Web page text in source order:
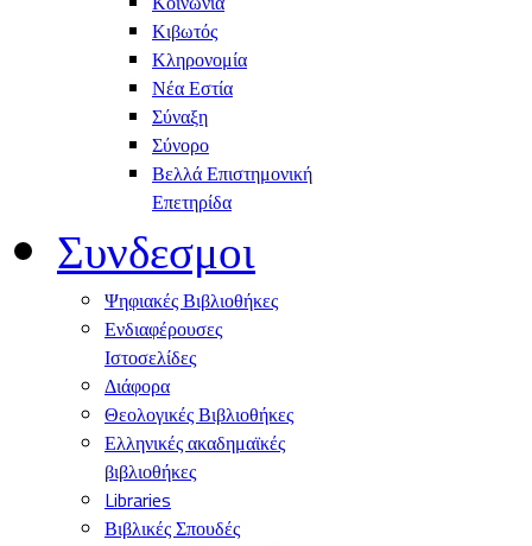
Κιβωτός
Κληρονομία
Νέα Εστία
Σύναξη
Σύνορο
Βελλά Επιστημονική
Επετηρίδα
Συνδεσμοι
Ψηφιακές Βιβλιοθήκες
Ενδιαφέρουσες
Ιστοσελίδες
Διάφορα
Θεολογικές Βιβλιοθήκες
Ελληνικές ακαδημαϊκές
βιβλιοθήκες
Libraries
Βιβλικές Σπουδές